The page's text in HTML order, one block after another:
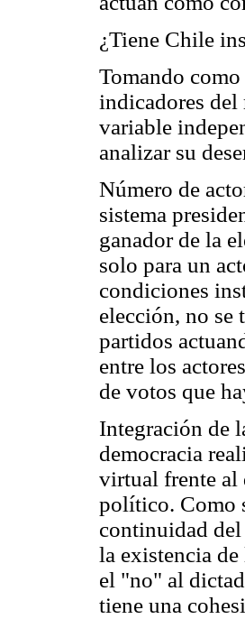
¿Tiene Chile
Tomando
indicadores
variable
analizar su
Número de
sistema
ganador de la
solo para un
condiciones
elección, no se
partidos
entre los
de votos que
Integración de
democracia
virtual frente al
político. Como
continuidad del
la existencia
el "no" al
tiene una